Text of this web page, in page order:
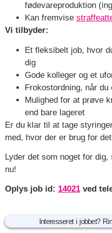
fødevareproduktion
Kan fremvise
Vi tilbyder:
Et fleksibelt job, hvor
dig
Gode kolleger og et
Frokostordning, når du
Mulighed for at prøve
end bare lageret
Er du klar til at tage
med, hvor der er brug for
Lyder det som noget for dig,
nu!
Oplys job id: 14021 ved
Interesseret i jobbet?